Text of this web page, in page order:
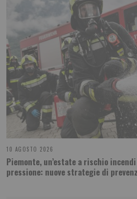
10 AGOSTO 2026
Piemonte, un’estate a rischio
pressione: nuove strategie di